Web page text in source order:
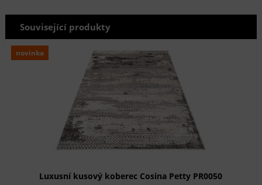
Související produkty
novinka
Luxusní kusový koberec Cosina Petty PR0050